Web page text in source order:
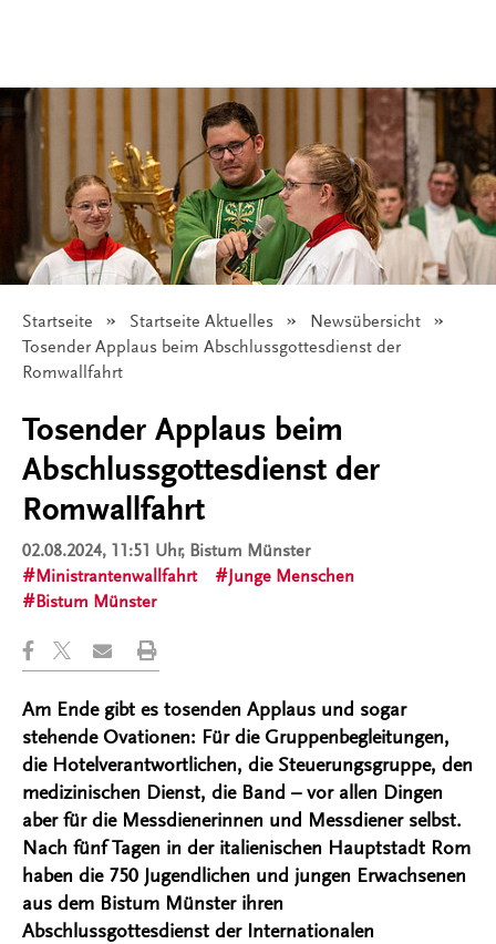
Startseite Startseite Aktuelles
Newsübersicht
Angezeigt:
Tosender Applaus beim Abschlussgottesdienst der
Romwallfahrt
Tosender Applaus beim
Abschlussgottesdienst der
Romwallfahrt
02.08.2024, 11:51 Uhr, Bistum Münster
Ministrantenwallfahrt
Junge Menschen
Bistum Münster
Am Ende gibt es tosenden Applaus und sogar
stehende Ovationen: Für die Gruppenbegleitungen,
die Hotelverantwortlichen, die Steuerungsgruppe, den
medizinischen Dienst, die Band – vor allen Dingen
aber für die Messdienerinnen und Messdiener selbst.
Nach fünf Tagen in der italienischen Hauptstadt Rom
haben die 750 Jugendlichen und jungen Erwachsenen
aus dem Bistum Münster ihren
Abschlussgottesdienst der Internationalen